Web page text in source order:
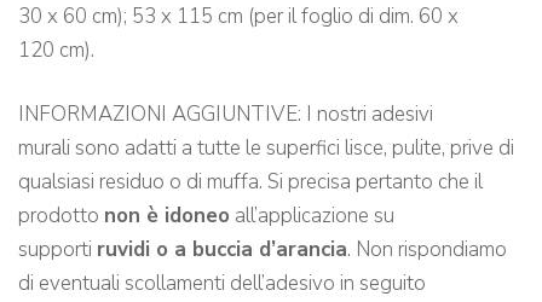
30 x 60 cm); 53 x 115 cm (per il foglio di dim. 60 x
120 cm).
INFORMAZIONI AGGIUNTIVE: I nostri adesivi
murali sono adatti a tutte le superfici lisce, pulite, prive di
qualsiasi residuo o di muffa. Si precisa pertanto che il
prodotto non è idoneo all’applicazione su
supporti ruvidi o a buccia d’arancia. Non rispondiamo
di eventuali scollamenti dell’adesivo in seguito